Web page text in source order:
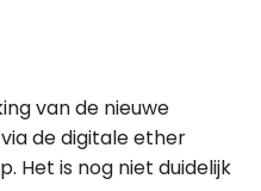
van de nieuwe
via de digitale ether
Het is nog niet duidelijk